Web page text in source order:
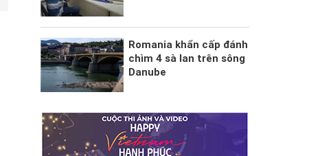
Romania khẩn cấp đánh
chìm 4 sà lan trên sông
Danube